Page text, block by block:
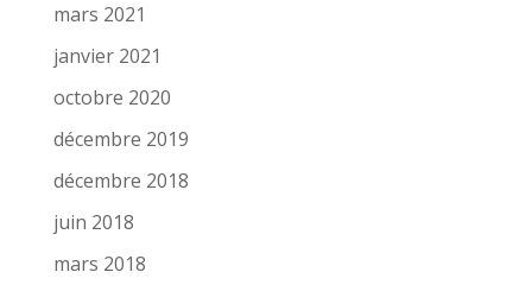
mars 2021
janvier 2021
octobre 2020
décembre 2019
décembre 2018
juin 2018
mars 2018